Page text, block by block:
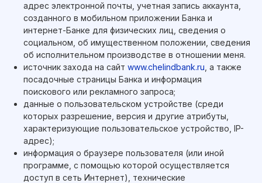
адрес электронной почты, учетная запись аккаунта,
созданного в мобильном приложении Банка и
интернет-Банке для физических лиц, сведения о
социальном, об имущественном положении, сведения
об исполнительном производстве в отношении меня.
источник захода на сайт www.chelindbank.ru , а также
посадочные страницы Банка и информация
поискового или рекламного запроса;
данные о пользовательском устройстве (среди
которых разрешение, версия и другие атрибуты,
характеризующие пользовательское устройство, IP-
адрес);
информация о браузере пользователя (или иной
программе, с помощью которой осуществляется
доступ в сеть Интернет), технические